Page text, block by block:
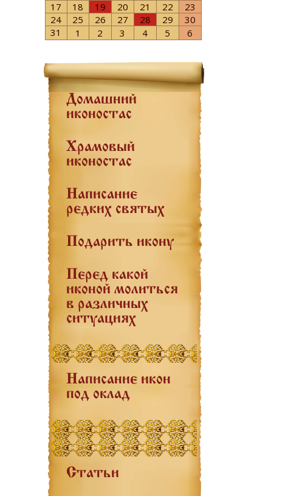
17
18 19 20 21 22
23
24
25 26 27 28 29
30
31
1 2 3 4 5 6
Домашний
иконостас
Храмовый
иконостас
Написание
редких святых
Подарить икону
Перед какой
иконой молиться
в различных
ситуациях
Написание икон
под оклад
Статьи